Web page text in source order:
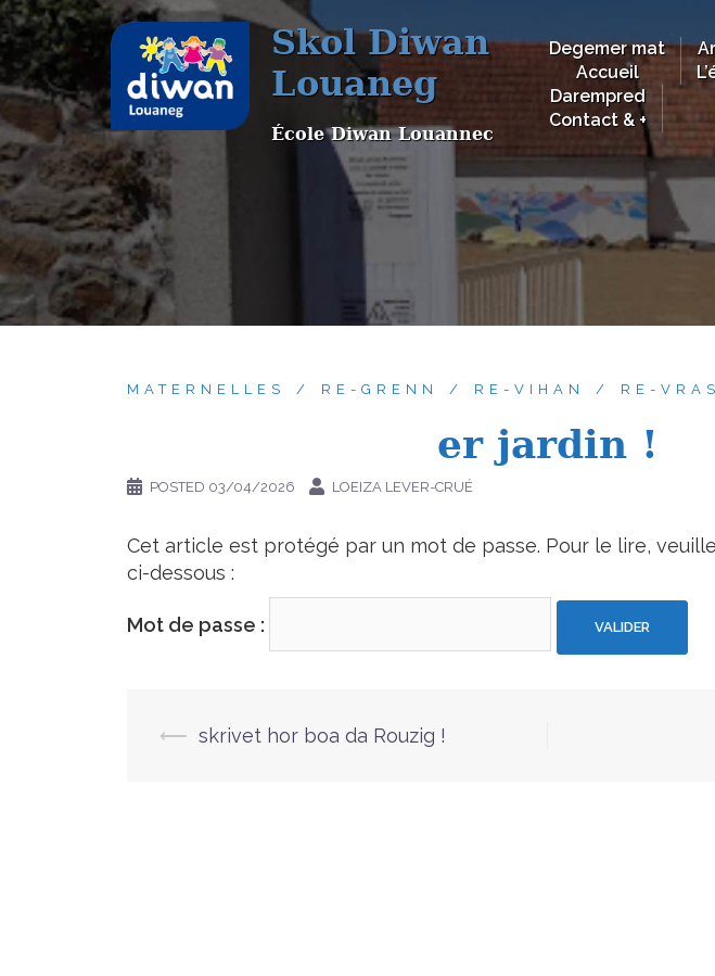
Aller
au
contenu
Skol Diwan
Louaneg
École Diwan Louannec
Degemer mat
Accueil
Darempred
Contact & +
MATERNELLES RE-GRENN RE-VIHAN RE-VRAS
er jardin !
POSTED 03/04/2026 LOEIZA LEVER-CRUÉ
Cet article est protégé par un mot de passe. Pour le lire,
ci-dessous :
Mot de passe :
⟵ skrivet hor boa da Rouzig !